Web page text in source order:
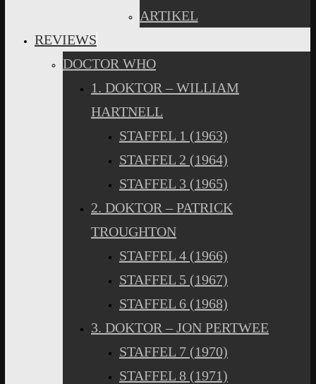
ARTIKEL
REVIEWS
DOCTOR WHO
1. DOKTOR – WILLIAM
HARTNELL
STAFFEL 1 (1963)
STAFFEL 2 (1964)
STAFFEL 3 (1965)
2. DOKTOR – PATRICK
TROUGHTON
STAFFEL 4 (1966)
STAFFEL 5 (1967)
STAFFEL 6 (1968)
3. DOKTOR – JON PERTWEE
STAFFEL 7 (1970)
STAFFEL 8 (1971)